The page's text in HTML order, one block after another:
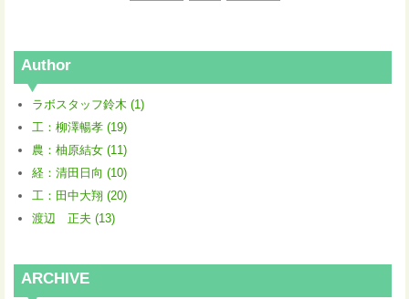
Author
ラボスタッフ鈴木 (1)
工：柳澤暢孝 (19)
農：柚原結女 (11)
経：清田日向 (10)
工：田中大翔 (20)
渡辺 正夫 (13)
ARCHIVE